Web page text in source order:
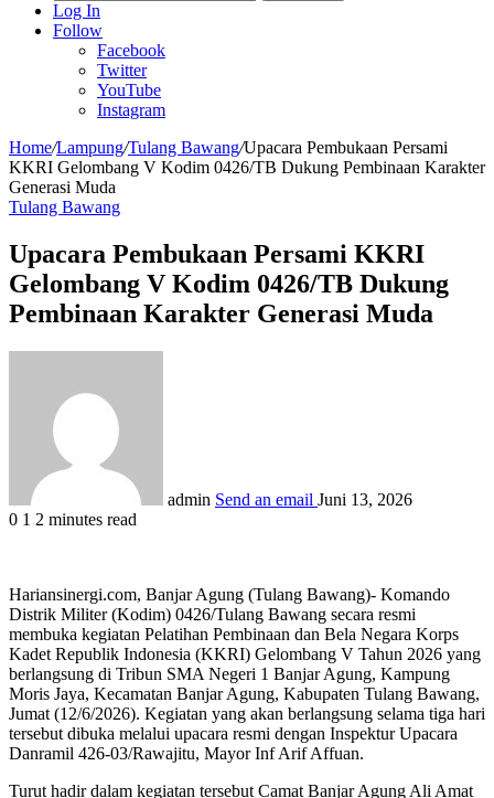
Log In
Follow
Facebook
Twitter
YouTube
Instagram
Home/Lampung/Tulang Bawang/Upacara Pembukaan Persami
KKRI Gelombang V Kodim 0426/TB Dukung Pembinaan Karakter
Generasi Muda
Tulang Bawang
Upacara Pembukaan Persami KKRI
Gelombang V Kodim 0426/TB Dukung
Pembinaan Karakter Generasi Muda
admin Send an email Juni 13, 2026
0 1 2 minutes read
Hariansinergi.com, Banjar Agung (Tulang Bawang)- Komando
Distrik Militer (Kodim) 0426/Tulang Bawang secara resmi
membuka kegiatan Pelatihan Pembinaan dan Bela Negara Korps
Kadet Republik Indonesia (KKRI) Gelombang V Tahun 2026 yang
berlangsung di Tribun SMA Negeri 1 Banjar Agung, Kampung
Moris Jaya, Kecamatan Banjar Agung, Kabupaten Tulang Bawang,
Jumat (12/6/2026). Kegiatan yang akan berlangsung selama tiga hari
tersebut dibuka melalui upacara resmi dengan Inspektur Upacara
Danramil 426-03/Rawajitu, Mayor Inf Arif Affuan.
Turut hadir dalam kegiatan tersebut Camat Banjar Agung Ali Amat